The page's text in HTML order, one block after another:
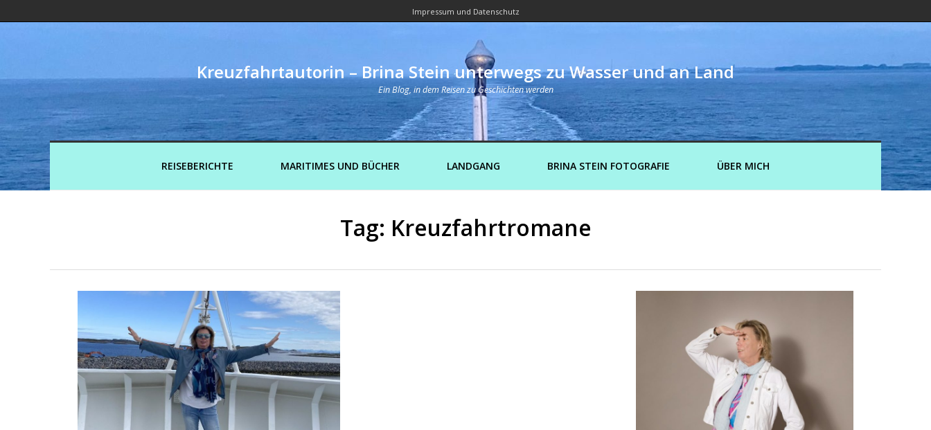
Impressum und Datenschutz
Kreuzfahrtautorin – Brina Stein unterwegs zu Wasser und an Land
Ein Blog, in dem Reisen zu Geschichten werden
REISEBERICHTE MARITIMES UND BÜCHER LANDGANG BRINA STEIN FOTOGRAFIE ÜBER MICH
Tag: Kreuzfahrtromane